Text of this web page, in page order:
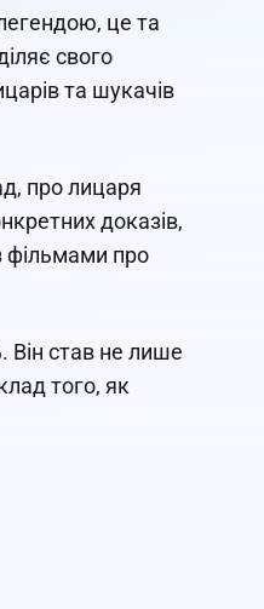
це та
свого
та шукачів
про лицаря
доказів,
фільмами про
Він став не лише
того, як